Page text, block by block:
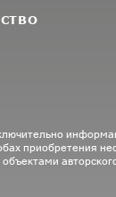
приобретения